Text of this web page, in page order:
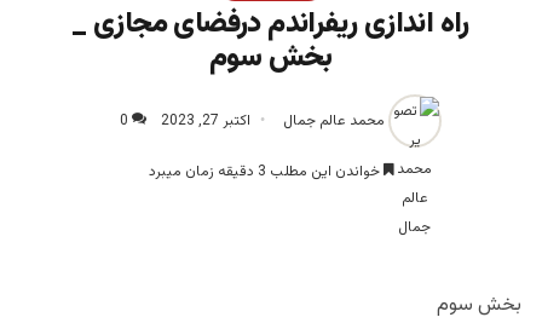
راه اندازی ریفراندم درفضای مجازی _
بخش سوم
محمد عالم جمال اکتبر 27, 2023 0
خواندن این مطلب 3 دقیقه زمان میبرد
بخش سوم